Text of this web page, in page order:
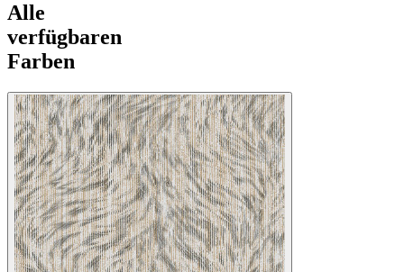
Alle
verfügbaren
Farben